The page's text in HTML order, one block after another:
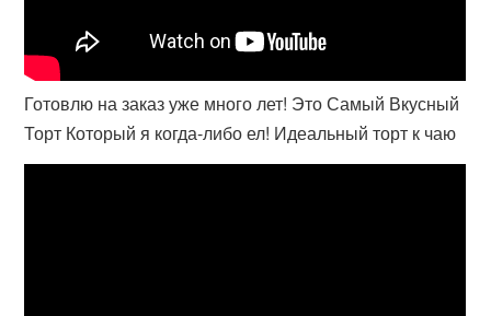
Готовлю на заказ уже много лет! Это Самый Вкусный
Торт Который я когда-либо ел! Идеальный торт к чаю